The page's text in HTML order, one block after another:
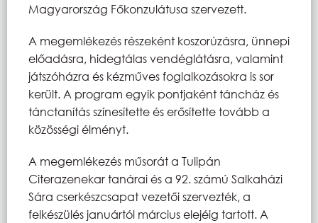
Magyarország Főkonzulátusa szervezett.
A megemlékezés részeként koszorúzásra, ünnepi
előadásra, hidegtálas vendéglátásra, valamint
játszóházra és kézműves foglalkozásokra is sor
került. A program egyik pontjaként táncház és
tánctanítás színesítette és erősítette tovább a
közösségi élményt.
A megemlékezés műsorát a Tulipán
Citerazenekar tanárai és a 92. számú Salkaházi
Sára cserkészcsapat vezetői szervezték, a
felkészülés januártól március elejéig tartott. A